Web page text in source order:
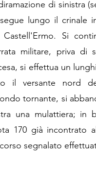
di sinistra
lungo il crinale
Castell'Ermo. Si
militare, priva di
si effettua un
il versante nord
tornante, si
una mulattiera; in
170 già incontrato
segnalato